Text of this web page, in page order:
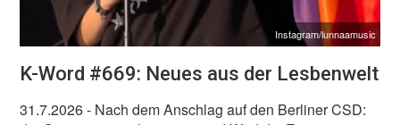
Instagram/lunnaamusic
K-Word #669: Neues aus der Lesbenwelt
31.7.2026- Nach dem Anschlag auf den Berliner CSD: